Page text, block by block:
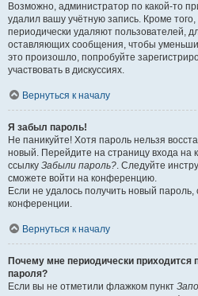
Возможно, администратор по какой-то
удалил вашу учётную запись. Кроме
периодически удаляют пользователей,
оставляющих сообщения, чтобы
это произошло, попробуйте
участвовать в дискуссиях.
Вернуться к началу
Я забыл пароль!
Не паникуйте! Хотя пароль нельзя
новый. Перейдите на страницу входа
ссылку Забыли пароль?. Следуйте
сможете войти на конференцию.
Если не удалось получить новый
конференции.
Вернуться к началу
Почему мне периодически приходится
пароля?
Если вы не отметили флажком пункт